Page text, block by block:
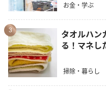
お金・学ぶ
3
タオルハン
る！マネし
掃除・暮らし